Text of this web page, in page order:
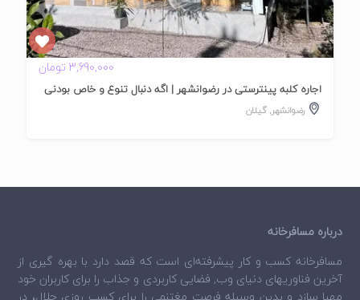
3,690,000 تومان
اجاره کلبه پینترستی در رضوانشهر | اگه دنبال تنوع و خاص بودنی
رضوانشهر, گیلان
درباره مسافرخانه
مسافرخانه کسب و کار پیشرفته‌ای است که قصد دارد با بهره گیری از
آخرین فناوریهای دنیای وب, فضایی کاربردی و جذاب را برای کاربران خود